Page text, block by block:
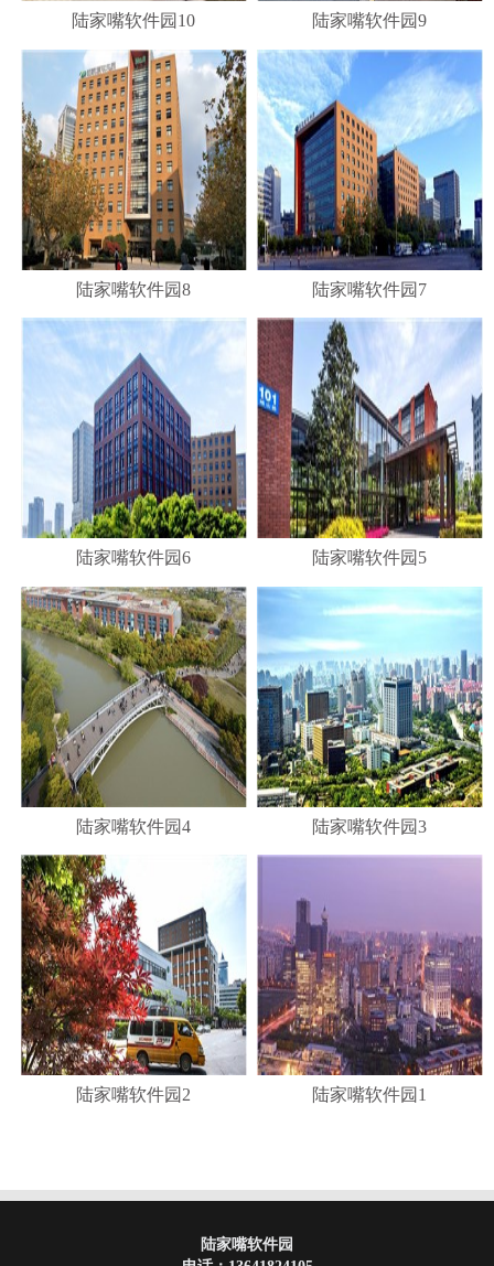
陆家嘴软件园10 陆家嘴软件园9
陆家嘴软件园8 陆家嘴软件园7
陆家嘴软件园6 陆家嘴软件园5
陆家嘴软件园4 陆家嘴软件园3
陆家嘴软件园2 陆家嘴软件园1
陆家嘴软件园